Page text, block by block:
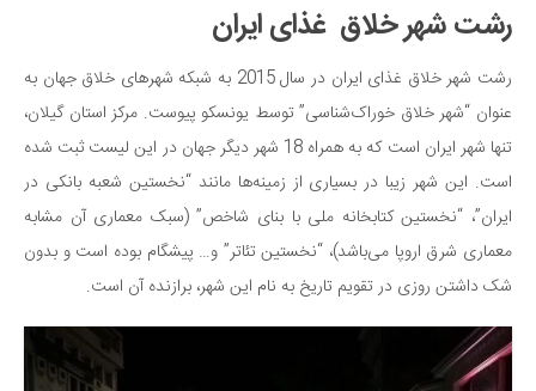
رشت شهر خلاق غذای ایران
رشت شهر خلاق غذای ایران در سال 2015 به شبکه شهرهای خلاق جهان به
عنوان “شهر خلاق خوراک‌شناسی” توسط یونسکو پیوست. مرکز استان گیلان،
تنها شهر ایران است که به همراه 18 شهر دیگر جهان در این لیست ثبت شده
است. این شهر زیبا در بسیاری از زمینه‌ها مانند “نخستین شعبه بانکی در
ایران”، “نخستین کتابخانه ملی با بنای شاخص” (سبک معماری آن مشابه
معماری شرق اروپا می‌باشد)، “نخستین تئاتر” و… پیشگام بوده است و بدون
شک داشتن روزی در تقویم تاریخ به نام این شهر، برازنده آن است.